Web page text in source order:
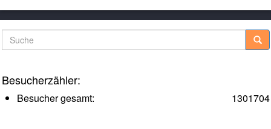
Suche
Besucherzähler:
1301704
Besucher gesamt: